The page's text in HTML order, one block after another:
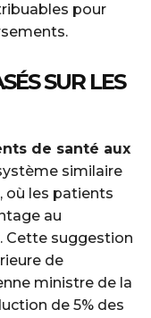
pour
SUR LES
de santé aux
similaire
, où les patients
au
Cette suggestion
de
ministre de la
de 5% des